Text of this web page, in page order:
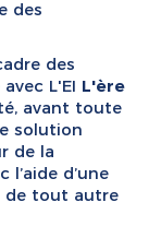
des
des
L'EI L'ère
avant toute
solution
de la
d’une
de tout autre